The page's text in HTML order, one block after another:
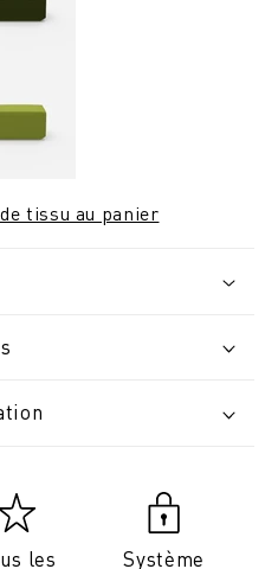
tissu au panier
les
Système